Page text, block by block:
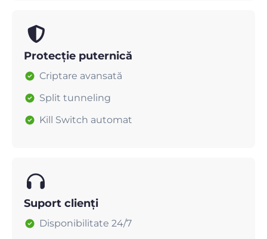
Protecție puternică
Criptare avansată
Split tunneling
Kill Switch automat
Suport clienți
Disponibilitate 24/7